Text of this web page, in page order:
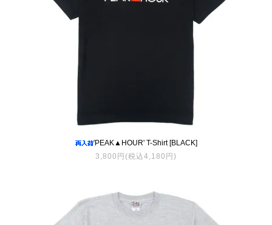
'PEAK▲HOUR' T-Shirt [BLACK]
3,800円(税込4,180円)